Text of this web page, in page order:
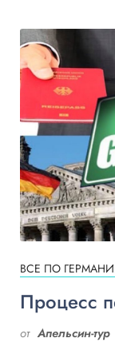
ВСЕ ПО
Процесс
от Апельсин-тур